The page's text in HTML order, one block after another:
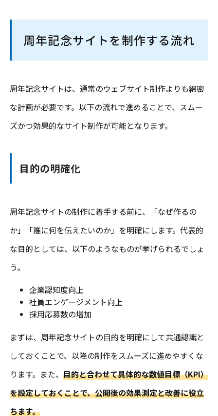
周年記念サイトを制作する流れ
周年記念サイトは、通常のウェブサイト制作よりも綿密
な計画が必要です。以下の流れで進めることで、スムー
ズかつ効果的なサイト制作が可能となります。
目的の明確化
周年記念サイトの制作に着手する前に、「なぜ作るの
か」「誰に何を伝えたいのか」を明確にします。代表的
な目的としては、以下のようなものが挙げられるでしょ
う。
企業認知度向上
社員エンゲージメント向上
採用応募数の増加
まずは、周年記念サイトの目的を明確にして共通認識と
しておくことで、以降の制作をスムーズに進めやすくな
ります。また、 目的と合わせて具体的な数値目標（KPI）
を設定しておくことで、公開後の効果測定と改善に役立
ちます。